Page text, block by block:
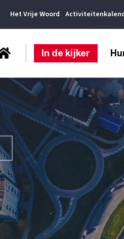
Het Vrije Woord
In de kijker